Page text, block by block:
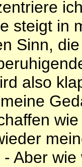
steigt in
Sinn,
also
Aber